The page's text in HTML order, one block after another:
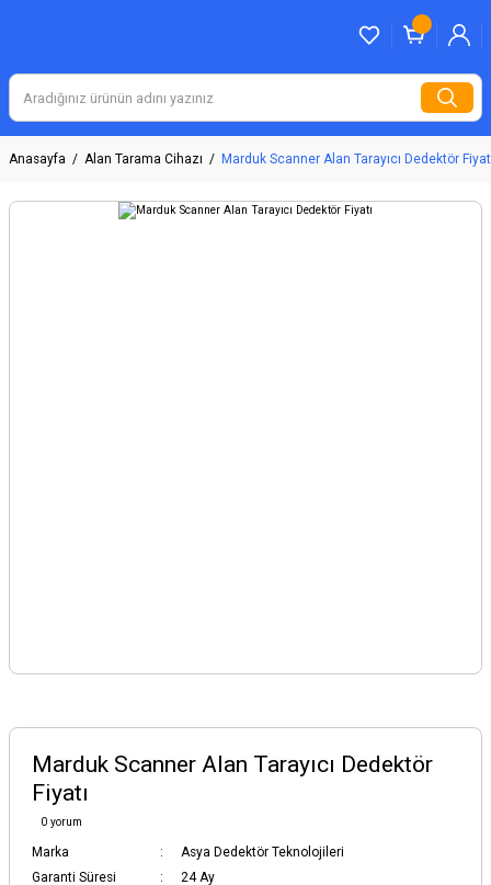
Anasayfa Alan Tarama Cihazı Marduk Scanner Alan Tarayıcı Dedektör
Marduk Scanner Alan Tarayıcı Dedektör
Fiyatı
0 yorum
Marka
Asya Dedektör Teknolojileri
Garanti Süresi
24 Ay